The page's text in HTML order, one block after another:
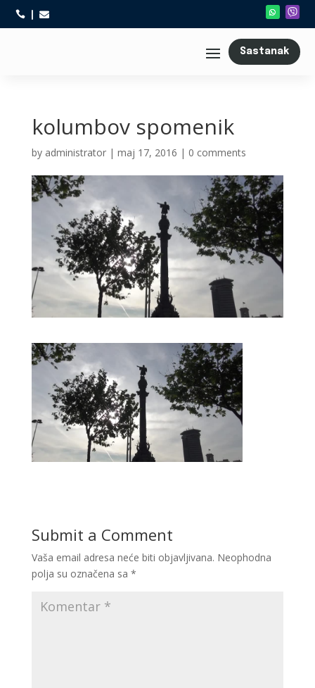
 
Sastanak
kolumbov spomenik
by administrator| maj 17, 2016 | 0 comments
Submit a Comment
Vaša email adresa neće biti objavljivana. Neophodna
polja su označena sa *